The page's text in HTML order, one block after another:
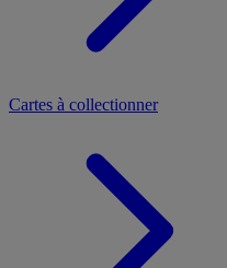
Cartes à collectionner